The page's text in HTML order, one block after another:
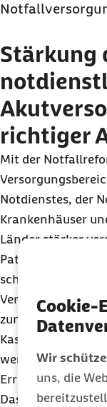
Cookie-
Wir
uns, die
Stärkung
richtiger
Mit der
Notdienstes, der
Krankenhäuser
Länder stärker
Patientinnen und
schnellstmöglich
Versorgungebene
zunächst die
Kassenärztlichen
werden – mit
Erreichbarkeit
Das Vorhaben